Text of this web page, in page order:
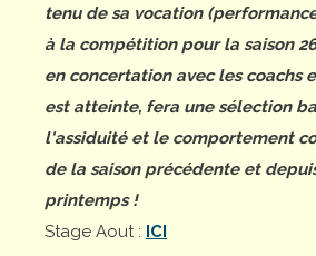
tenu de sa vocation
à la compétition pour la saison
en concertation avec les coachs
est atteinte, fera une sélection
l'assiduité et le comportement
de la saison précédente et
printemps !
Stage Aout : ICI